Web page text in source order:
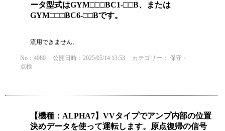
ータ型式はGYM□□□BC1-□□B、または
GYM□□□BC6-□□Bです。
流用できません。
No：4080 公開日時：2025/05/14 13:53 カテゴリー： 保守・
点検
【機種：ALPHA7】VVタイプでアンプ内部の位置
決めデータを使って運転します。原点復帰の信号